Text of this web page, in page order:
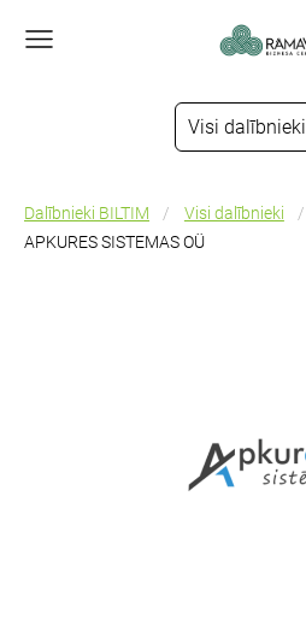
Visi dalībnieki
Dalībnieki BILTIM
Visi dalībnieki
APKURES SISTEMAS OÜ